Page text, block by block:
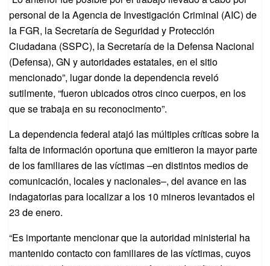
personal de la Agencia de Investigación Criminal (AIC) de
la FGR, la Secretaría de Seguridad y Protección
Ciudadana (SSPC), la Secretaría de la Defensa Nacional
(Defensa), GN y autoridades estatales, en el sitio
mencionado”, lugar donde la dependencia reveló
sutilmente, “fueron ubicados otros cinco cuerpos, en los
que se trabaja en su reconocimento”.
La dependencia federal atajó las múltiples críticas sobre la
falta de información oportuna que emitieron la mayor parte
de los familiares de las víctimas –en distintos medios de
comunicación, locales y nacionales–, del avance en las
indagatorias para localizar a los 10 mineros levantados el
23 de enero.
“Es importante mencionar que la autoridad ministerial ha
mantenido contacto con familiares de las víctimas, cuyos